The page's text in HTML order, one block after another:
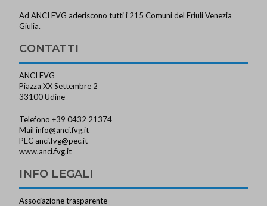
Ad ANCI FVG aderiscono tutti i 215 Comuni del Friuli Venezia
Giulia.
CONTATTI
ANCI FVG
Piazza XX Settembre 2
33100 Udine
Telefono +39 0432 21374
Mailinfo@anci.fvg.it
PEC anci.fvg@pec.it
www.anci.fvg.it
INFO LEGALI
Associazione trasparente